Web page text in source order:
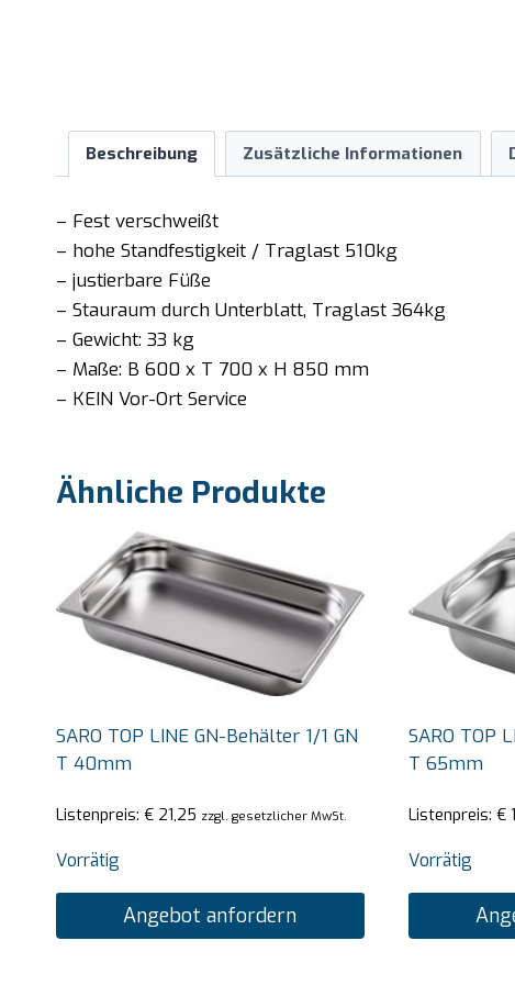
Beschreibung Zusätzliche Informationen
– Fest verschweißt
– hohe Standfestigkeit / Traglast 510kg
– justierbare Füße
– Stauraum durch Unterblatt, Traglast 364kg
– Gewicht: 33 kg
– Maße: B 600 x T 700 x H 850 mm
– KEIN Vor-Ort Service
Ähnliche Produkte
SARO TOP LINE GN-Behälter 1/1 GN
T 40mm
Listenpreis: € 21,25 zzgl. gesetzlicher MwSt.
Vorrätig
Angebot anfordern
SARO TOP
T 65mm
Listenpreis: €
Vorrätig